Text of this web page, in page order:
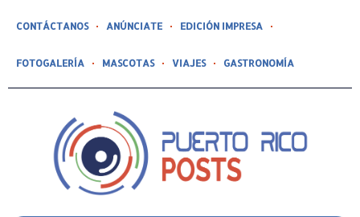
CONTÁCTANOS ANÚNCIATE EDICIÓN IMPRESA
FOTOGALERÍA MASCOTAS VIAJES GASTRONOMÍA